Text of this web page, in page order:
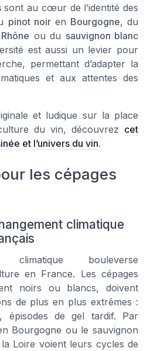
sont au cœur de l’identité des
pinot noiren Bourgogne, du
ou du sauvignon blanc
est aussi un levier pour
permettant d’adapter la
et aux attentes des
et ludique sur la place
du vin, découvrez cet
et l’univers du vin.
les cépages
climatique
climatique bouleverse
en France. Les cépages
noirs ou blancs, doivent
de plus en plus extrêmes :
épisodes de gel tardif. Par
Bourgogne ou le sauvignon
Loire voient leurs cycles de